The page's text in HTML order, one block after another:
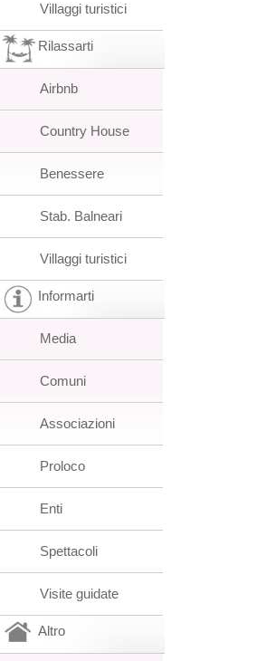
Villaggi turistici
Rilassarti
Airbnb
Country House
Benessere
Stab. Balneari
Villaggi turistici
Informarti
Media
Comuni
Associazioni
Proloco
Enti
Spettacoli
Visite guidate
Altro